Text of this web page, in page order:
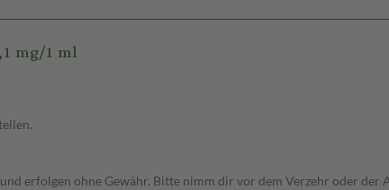
mg/1 ml
erfolgen ohne Gewähr. Bitte nimm dir vor dem Verzehr oder